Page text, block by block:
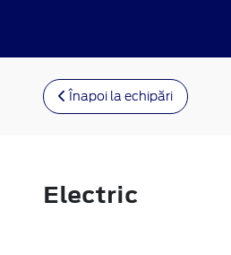
Înapoi la echipări
Electric